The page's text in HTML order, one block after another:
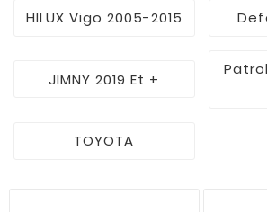
HILUX Vigo 2005-2015
JIMNY 2019 Et +
TOYOTA